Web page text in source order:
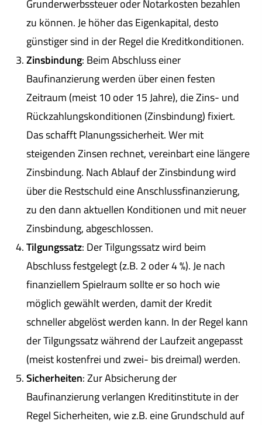
Grunderwerbssteuer oder Notarkosten bezahlen
zu können. Je höher das Eigenkapital, desto
günstiger sind in der Regel die Kreditkonditionen.
Zinsbindung: Beim Abschluss einer
Baufinanzierung werden über einen festen
Zeitraum (meist 10 oder 15 Jahre), die Zins- und
Rückzahlungskonditionen (Zinsbindung) fixiert.
Das schafft Planungssicherheit. Wer mit
steigenden Zinsen rechnet, vereinbart eine längere
Zinsbindung. Nach Ablauf der Zinsbindung wird
über die Restschuld eine Anschlussfinanzierung,
zu den dann aktuellen Konditionen und mit neuer
Zinsbindung, abgeschlossen.
Tilgungssatz: Der Tilgungssatz wird beim
Abschluss festgelegt (z.B. 2 oder 4 %). Je nach
finanziellem Spielraum sollte er so hoch wie
möglich gewählt werden, damit der Kredit
schneller abgelöst werden kann. In der Regel kann
der Tilgungssatz während der Laufzeit angepasst
(meist kostenfrei und zwei- bis dreimal) werden.
Sicherheiten: Zur Absicherung der
Baufinanzierung verlangen Kreditinstitute in der
Regel Sicherheiten, wie z.B. eine Grundschuld auf